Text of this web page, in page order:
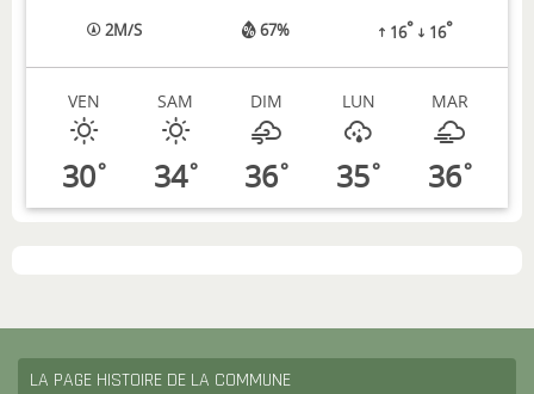
2M/S 67% 16° 16°
VEN
30°
SAM
34°
DIM
36°
LUN
35°
MAR
36°
LA PAGE HISTOIRE DE LA COMMUNE